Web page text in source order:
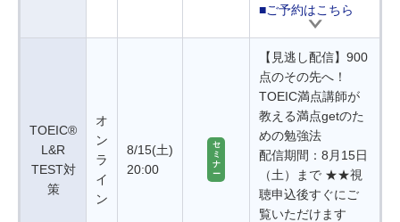
■ご予約はこちら
TOEIC®
L&R
TEST対
策
オ
ン
ラ
イ
ン
8/15(土)
20:00
セ
ミ
ナ
ー
【見逃し配信】900
点のその先へ！
TOEIC満点講師が
教える満点getのた
めの勉強法
配信期間：8月15日
（土）まで ★★視
聴申込後すぐにご
覧いただけます